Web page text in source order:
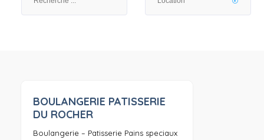
0
BOULANGERIE PATISSERIE
DU ROCHER
Boulangerie – Patisserie Pains speciaux